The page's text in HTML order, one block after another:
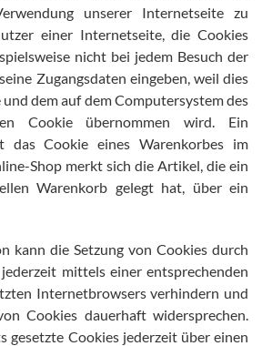
unserer Internetseite zu
einer Internetseite, die Cookies
nicht bei jedem Besuch der
Zugangsdaten eingeben, weil dies
dem auf dem Computersystem des
Cookie übernommen wird. Ein
das Cookie eines Warenkorbes im
Shop merkt sich die Artikel, die ein
Warenkorb gelegt hat, über ein
kann die Setzung von Cookies durch
mittels einer entsprechenden
Internetbrowsers verhindern und
Cookies dauerhaft widersprechen.
gesetzte Cookies jederzeit über einen